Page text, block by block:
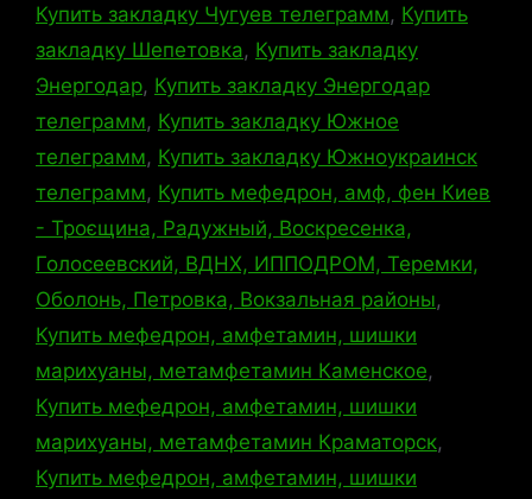
Купить закладку Чугуев телеграмм, Купить
закладку Шепетовка, Купить закладку
Энергодар, Купить закладку Энергодар
телеграмм, Купить закладку Южное
телеграмм, Купить закладку Южноукраинск
телеграмм, Купить мефедрон, амф, фен Киев
- Троєщина, Радужный, Воскресенка,
Голосеевский, ВДНХ, ИППОДРОМ, Теремки,
Оболонь, Петровка, Вокзальная районы,
Купить мефедрон, амфетамин, шишки
марихуаны, метамфетамин Каменское,
Купить мефедрон, амфетамин, шишки
марихуаны, метамфетамин Краматорск,
Купить мефедрон, амфетамин, шишки